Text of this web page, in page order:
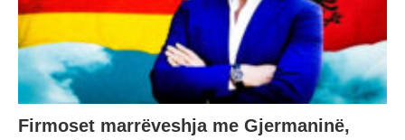
Firmoset marrëveshja me Gjermaninë,